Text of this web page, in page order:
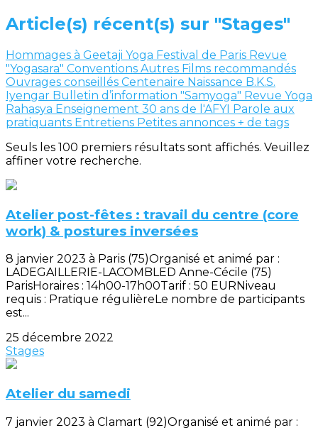
Article(s) récent(s) sur "Stages"
Hommages à Geetaji Yoga Festival de Paris Revue
"Yogasara" Conventions Autres Films recommandés
Ouvrages conseillés Centenaire Naissance B.K.S.
Iyengar Bulletin d’information "Samyoga" Revue Yoga
Rahasya Enseignement 30 ans de l'AFYI Parole aux
pratiquants Entretiens Petites annonces + de tags
Seuls les 100 premiers résultats sont affichés. Veuillez
affiner votre recherche.
Atelier post-fêtes : travail du centre (core
work) & postures inversées
8 janvier 2023 à Paris (75)Organisé et animé par :
LADEGAILLERIE-LACOMBLED Anne-Cécile (75)
ParisHoraires : 14h00-17h00Tarif : 50 EURNiveau
requis : Pratique régulièreLe nombre de participants
est...
25 décembre 2022
Stages
Atelier du samedi
7 janvier 2023 à Clamart (92)Organisé et animé par :